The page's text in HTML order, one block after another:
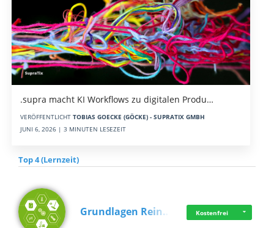
.supra macht KI Workflows zu digitalen Produ…
VERÖFFENTLICHT TOBIAS GOECKE (GÖCKE) - SUPRATIX GMBH
JUNI 6, 2026 | 3 MINUTEN LESEZEIT
Top 4 (Lernzeit)
Grundlagen Rein… Kostenfrei